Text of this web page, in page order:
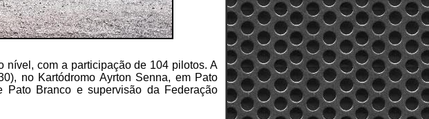
nível, com a participação de 104 pilotos. A
no Kartódromo Ayrton Senna, em Pato
Pato Branco e supervisão da Federação